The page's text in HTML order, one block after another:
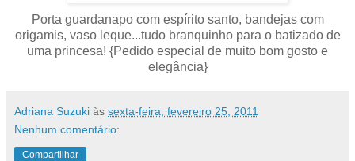
Porta guardanapo com espírito santo, bandejas com
origamis, vaso leque...tudo branquinho para o batizado de
uma princesa! {Pedido especial de muito bom gosto e
elegância}
Adriana Suzuki às sexta-feira, fevereiro 25, 2011
Nenhum comentário:
Compartilhar